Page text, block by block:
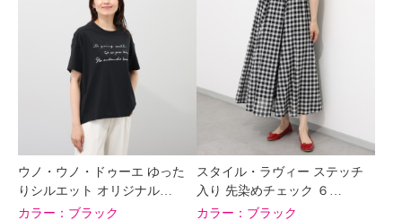
ウノ・ウノ・ドゥーエ ゆった
りシルエット オリジナル…
カラー： ブラック
スタイル・ラヴィー ステッチ
入り 先染めチェック ６…
カラー： ブラック